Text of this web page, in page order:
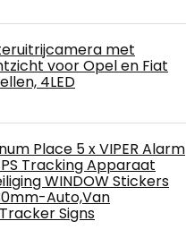
met
voor Opel en Fiat
4LED
Place 5 x VIPER Alarm
Tracking Apparaat
WINDOW Stickers
Auto,Van
Signs